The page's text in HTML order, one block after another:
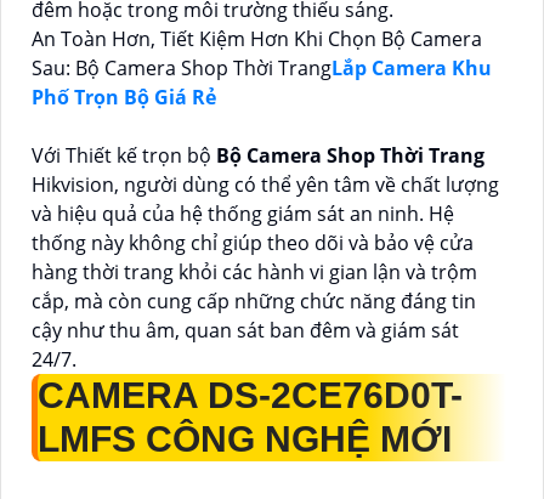
đêm hoặc trong môi trường thiếu sáng.
An Toàn Hơn, Tiết Kiệm Hơn Khi Chọn Bộ Camera
Sau: Bộ Camera Shop Thời TrangLắp Camera Khu
Phố Trọn Bộ Giá Rẻ
Với Thiết kế trọn bộ Bộ Camera Shop Thời Trang
Hikvision, người dùng có thể yên tâm về chất lượng
và hiệu quả của hệ thống giám sát an ninh. Hệ
thống này không chỉ giúp theo dõi và bảo vệ cửa
hàng thời trang khỏi các hành vi gian lận và trộm
cắp, mà còn cung cấp những chức năng đáng tin
cậy như thu âm, quan sát ban đêm và giám sát
24/7.
CAMERA DS-2CE76D0T-
LMFS CÔNG NGHỆ MỚI